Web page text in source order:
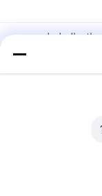
السلسلة
المخصصة